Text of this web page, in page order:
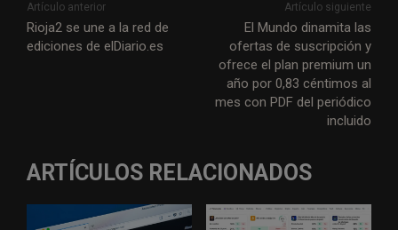
Artículo anterior
Rioja2 se une a la red de
ediciones de elDiario.es
Artículo siguiente
El Mundo dinamita las
ofertas de suscripción y
ofrece el plan premium un
año por 0,83 céntimos al
mes con PDF del periódico
incluido
ARTÍCULOS RELACIONADOS